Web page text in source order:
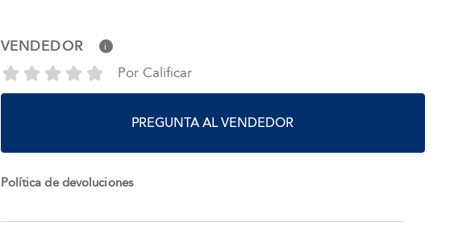
VENDEDOR i
Por Calificar
PREGUNTA AL VENDEDOR
Política de devoluciones